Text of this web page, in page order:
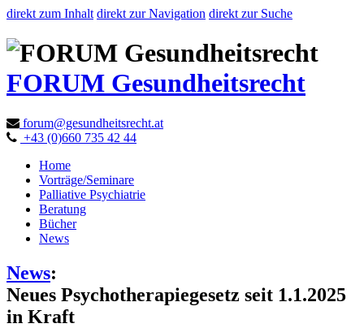
direkt zum Inhalt direkt zur Navigation direkt zur Suche
FORUM Gesundheitsrecht
forum@gesundheitsrecht.at
+43 (0)660 735 42 44
Home
Vorträge/Seminare
Palliative Psychiatrie
Beratung
Bücher
News
News:
Neues Psychotherapiegesetz seit 1.1.2025
in Kraft